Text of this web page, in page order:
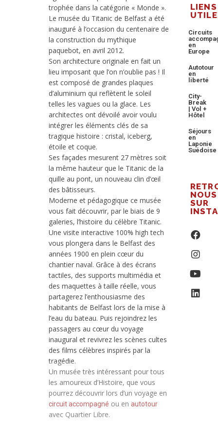
trophée dans la catégorie « Monde ».
Le musée du Titanic de Belfast a été
inauguré à l’occasion du centenaire de
la construction du mythique
paquebot, en avril 2012.
Son architecture originale en fait un
lieu imposant que l’on n’oublie pas ! Il
est composé de grandes plaques
d’aluminium qui reflètent le soleil
telles les vagues ou la glace. Les
architectes ont dévoilé avoir voulu
intégrer les éléments clés de sa
tragique histoire : cristal, iceberg,
étoile et coque.
Ses façades mesurent 27 mètres soit
la même hauteur que le Titanic de la
quille au pont, un nouveau clin d’œil
des bâtisseurs.
Moderne et pédagogique ce musée
vous fait découvrir, par le biais de 9
galeries, l’histoire du célèbre Titanic.
Une visite interactive 100% high tech
vous plongera dans le Belfast des
années 1900 en plein cœur du
chantier naval. Grâce à des écrans
tactiles, des supports multimédia et
des maquettes à taille réelle, vous
partagerez l’enthousiasme des
habitants de Belfast lors de la mise à
l’eau du bateau. Puis rejoindrez les
passagers au cœur du voyage
inaugural et revivrez les scènes cultes
des films célèbres inspirés par la
tragédie.
Un musée très intéressant pour tous
les amoureux d’Histoire, que vous
pourrez découvrir lors d’un voyage en
circuit accompagné ou en autotour
avec Quartier Libre.
LIENS
Circuits
en
Europe
Autotour
en
liberté
City-
Break
| Vol +
Hôtel
Séjours
en
Laponie
Suédoise
NOUS
SUR